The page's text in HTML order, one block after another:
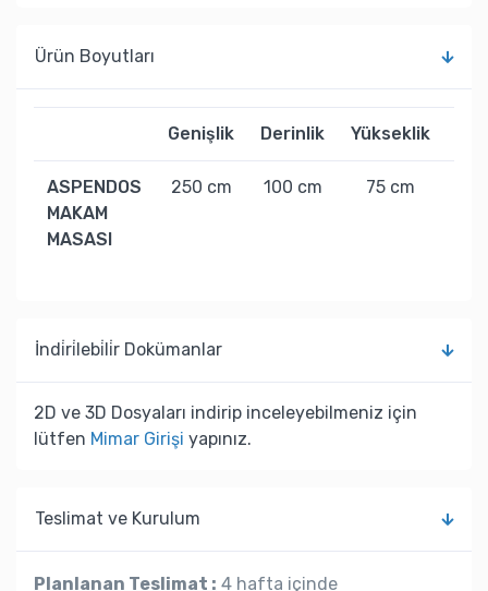
Ürün Boyutları
Genişlik Derinlik Yükseklik
ASPENDOS
MAKAM
MASASI
250 cm 100 cm 75 cm
İndi̇ri̇lebi̇li̇r Dokümanlar
2D ve 3D Dosyaları indirip inceleyebilmeniz için
lütfen Mimar Girişi yapınız.
Teslimat ve Kurulum
Planlanan Teslimat : 4 hafta içinde